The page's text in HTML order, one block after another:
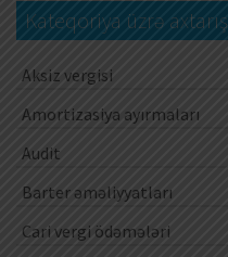
Kateqoriya üzrə axtarış
Aksiz vergisi
Amortizasiya ayırmaları
Audit
Barter əməliyyatları
Cari vergi ödəmələri